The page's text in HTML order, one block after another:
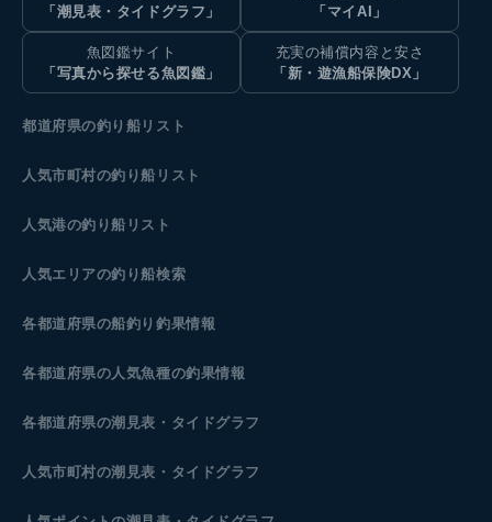
「潮見表・タイドグラフ」
「マイAI」
魚図鑑サイト
「写真から探せる魚図鑑」
充実の補償内容と安さ
「新・遊漁船保険DX」
都道府県の釣り船リスト
人気市町村の釣り船リスト
人気港の釣り船リスト
人気エリアの釣り船検索
各都道府県の船釣り釣果情報
各都道府県の人気魚種の釣果情報
各都道府県の潮見表 ・タイドグラフ
人気市町村の潮見表・タイドグラフ